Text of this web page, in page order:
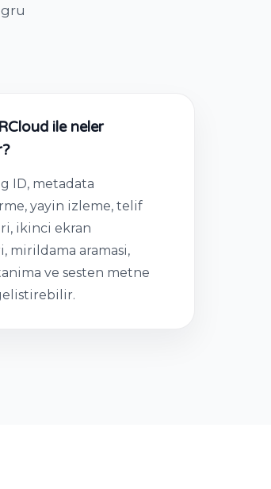
ile neler
ID, metadata
yayin izleme, telif
ikinci ekran
mirildama aramasi,
ve sesten metne